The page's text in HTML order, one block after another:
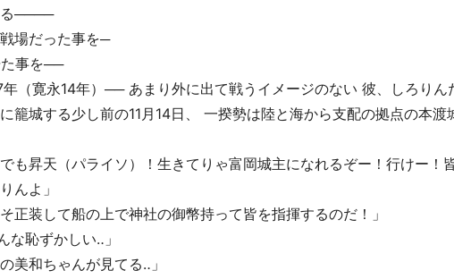
────
場だった事を─
事を──
（寛永14年）── あまり外に出て戦うイメージのない 彼、しろり
籠城する少し前の11月14日、 一揆勢は陸と海から支配の拠点の本
も昇天（パライソ）！️生きてりゃ富岡城主になれるぞー！️行けー！️
んよ」
正装して船の上で神社の御幣持って皆を指揮するのだ！️」
な恥ずかしい‥」
美和ちゃんが見てる‥」